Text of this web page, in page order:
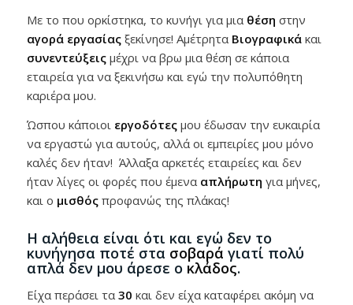
Με το που ορκίστηκα, το κυνήγι για μια θέση στην
αγορά εργασίαςξεκίνησε! Αμέτρητα Βιογραφικάκαι
συνεντεύξειςμέχρι να βρω μια θέση σε κάποια
εταιρεία για να ξεκινήσω και εγώ την πολυπόθητη
καριέρα μου.
Ώσπου κάποιοι εργοδότεςμου έδωσαν την ευκαιρία
να εργαστώ για αυτούς, αλλά οι εμπειρίες μου μόνο
καλές δεν ήταν! Άλλαξα αρκετές εταιρείες και δεν
ήταν λίγες οι φορές που έμενα απλήρωτη για μήνες,
και ο μισθόςπροφανώς της πλάκας!
Η αλήθεια είναι ότι και εγώ δεν το
κυνήγησα ποτέ στα σοβαρά γιατί πολύ
απλά δεν μου άρεσε ο κλάδος.
Είχα περάσει τα 30 και δεν είχα καταφέρει ακόμη να